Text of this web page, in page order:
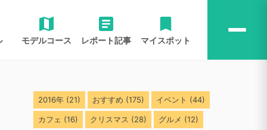
モデルコース レポート記事 マイスポット
2016年 (21) おすすめ (175) イベント (44)
カフェ (16) クリスマス (28) グルメ (12)